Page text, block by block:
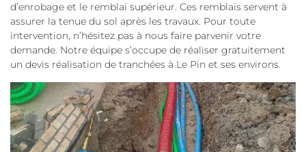
d’enrobage et le remblai supérieur. Ces remblais servent à
assurer la tenue du sol après les travaux. Pour toute
intervention, n’hésitez pas à nous faire parvenir votre
demande. Notre équipe s’occupe de réaliser gratuitement
un devis réalisation de tranchées à Le Pin et ses environs.